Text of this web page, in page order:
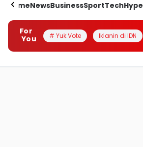
HomeNewsBusinessSportTechHype
For
You
# Yuk Vote Iklanin di IDN